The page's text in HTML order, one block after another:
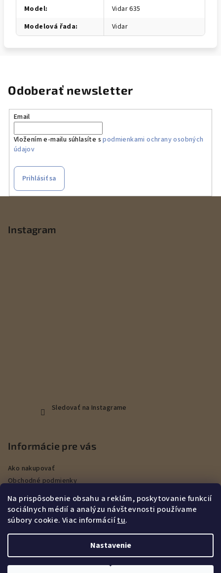
Na prispôsobenie obsahu a reklám, poskytovanie funkcií
sociálnych médií a analýzu návštevnosti používame
súbory cookie. Viac informáciítu.
Nastavenie
Model:
Vidar 635
Modelová řada: Vidar
Odoberať newsletter
Email
Vložením e-mailu súhlasíte spodmienkami ochrany osobných
údajov
Prihlásiť sa
Instagram
Sledovať na Instagrame
Informácie pre vás
Ako nakupovať
Obchodné podmienky
Podmienky ochrany osobných údajov
Veľkoobchod
Kontakty
Upraviť nastavenie cookies